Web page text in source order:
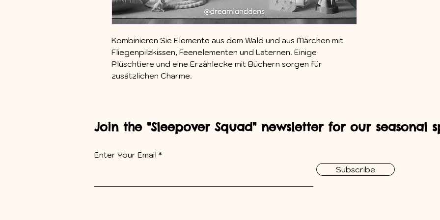
Kombinieren Sie Elemente aus dem Wald und aus Märchen mit
Fliegenpilzkissen, Feenelementen und Laternen. Einige
Plüschtiere und eine Erzählecke mit Büchern sorgen für
zusätzlichen Charme.
Join the "Sleepover Squad" newsletter for our seasonal
Enter Your Email
Subscribe